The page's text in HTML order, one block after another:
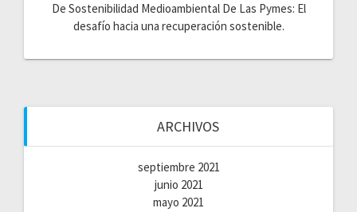
De Sostenibilidad Medioambiental De Las Pymes: El
desafío hacia una recuperación sostenible.
ARCHIVOS
septiembre 2021
junio 2021
mayo 2021